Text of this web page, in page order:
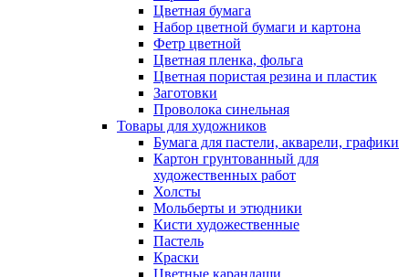
Цветная бумага
Набор цветной бумаги и картона
Фетр цветной
Цветная пленка, фольга
Цветная пористая резина и пластик
Заготовки
Проволока синельная
Товары для художников
Бумага для пастели, акварели, графики
Картон грунтованный для
художественных работ
Холсты
Мольберты и этюдники
Кисти художественные
Пастель
Краски